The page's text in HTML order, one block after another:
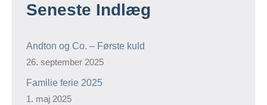
Seneste Indlæg
Andton og Co. – Første kuld
26. september 2025
Familie ferie 2025
1. maj 2025